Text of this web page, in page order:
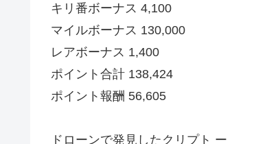
キリ番ボーナス 4,100
マイルボーナス 130,000
レアボーナス 1,400
ポイント合計 138,424
ポイント報酬 56,605
ドローンで発見したクリプト ー